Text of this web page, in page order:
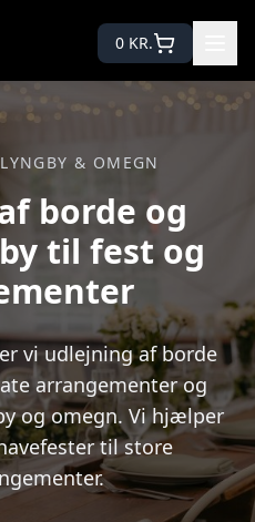
0 KR.
& OMEGN
borde og
til fest og
vi udlejning af borde
arrangementer og
og omegn. Vi hjælper
til store